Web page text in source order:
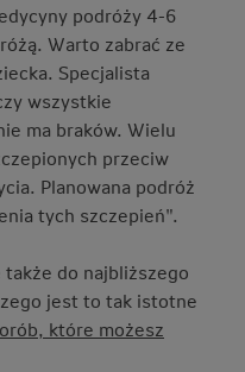
podróży 4-6
Warto zabrać ze
Specjalista
wszystkie
ma braków. Wielu
przeciw
Planowana podróż
tych szczepień".
także do najbliższego
jest to tak istotne
które możesz